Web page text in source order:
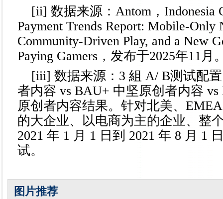
[ii] 数据来源：Antom，Indonesia
Payment Trends Report: Mobile-Only
Community-Driven Play, and a New
Paying Gamers，发布于2025年11月
[iii] 数据来源：3 組 A/ B测试配
者内容 vs BAU+ 中坚原创者内容
原创者内容结果。针对北美、
的大企业、以电商为主的企业、整
2021 年 1 月 1 日到 2021 年 8 月 1
试。
图片推荐